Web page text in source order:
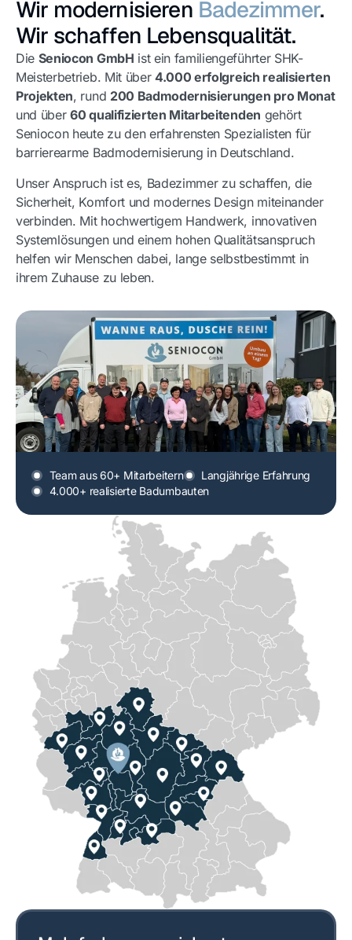
Wir modernisieren Badezimmer.
Wir schaffen Lebensqualität.
Die Seniocon GmbH ist ein familiengeführter SHK-
Meisterbetrieb. Mit über 4.000 erfolgreich realisierten
Projekten, rund 200 Badmodernisierungen pro Monat
und über60 qualifizierten Mitarbeitenden gehört
Seniocon heute zu den erfahrensten Spezialisten für
barrierearme Badmodernisierung in Deutschland.
Unser Anspruch ist es, Badezimmer zu schaffen, die
Sicherheit, Komfort und modernes Design miteinander
verbinden. Mit hochwertigem Handwerk, innovativen
Systemlösungen und einem hohen Qualitätsanspruch
helfen wir Menschen dabei, lange selbstbestimmt in
ihrem Zuhause zu leben.
Team aus 60+ Mitarbeitern
Langjährige Erfahrung
4.000+ realisierte Badumbauten